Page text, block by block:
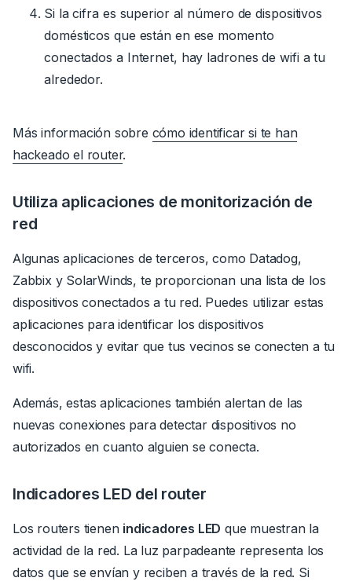
Si la cifra es superior al número de dispositivos
domésticos que están en ese momento
conectados a Internet, hay ladrones de wifi a tu
alrededor.
Más información sobre cómo identificar si te han
hackeado el router.
Utiliza aplicaciones de monitorización de
red
Algunas aplicaciones de terceros, como Datadog,
Zabbix y SolarWinds, te proporcionan una lista de los
dispositivos conectados a tu red. Puedes utilizar estas
aplicaciones para identificar los dispositivos
desconocidos y evitar que tus vecinos se conecten a tu
wifi.
Además, estas aplicaciones también alertan de las
nuevas conexiones para detectar dispositivos no
autorizados en cuanto alguien se conecta.
Indicadores LED del router
Los routers tienen indicadores LED que muestran la
actividad de la red. La luz parpadeante representa los
datos que se envían y reciben a través de la red. Si